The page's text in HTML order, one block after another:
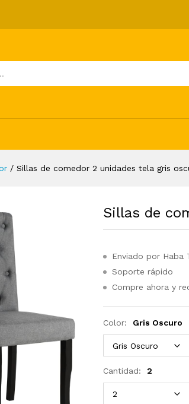
/ Sillas de comedor 2 unidades tela gris
Sillas de
Enviado por Haba
Soporte rápido
Compre ahora y
Color: Gris Oscuro
Cantidad: 2